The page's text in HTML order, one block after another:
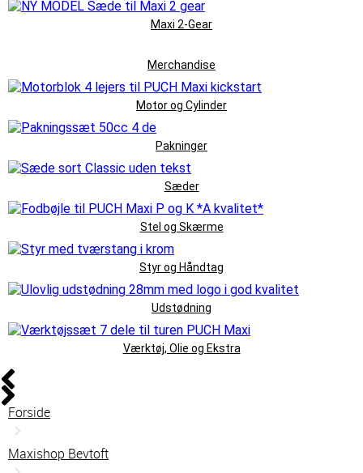
Maxi 2-Gear
Merchandise
Motor og Cylinder
Pakninger
Sæder
Stel og Skærme
Styr og Håndtag
Udstødning
Værktøj, Olie og Ekstra
Forside
Maxishop Bevtoft